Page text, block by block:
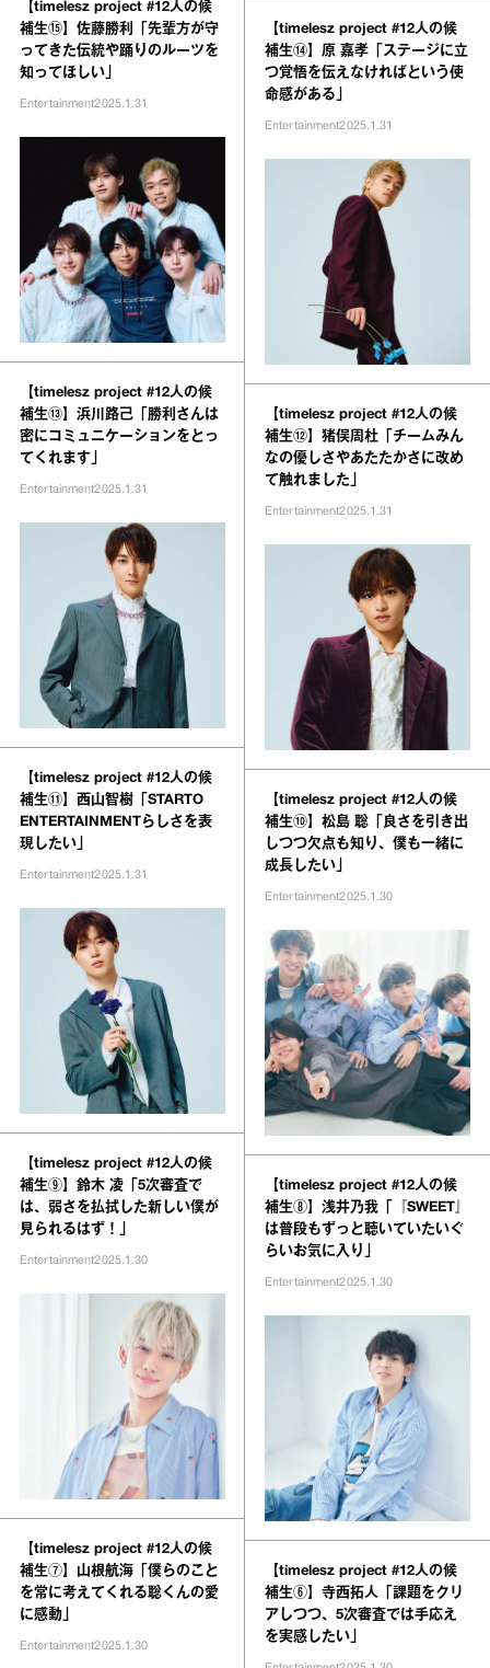
【timelesz project #12人の候
補生⑮】佐藤勝利「先輩方が守
ってきた伝統や踊りのルーツを
知ってほしい」
Entertainment2025.1.31
【timelesz project #12人の候
補生⑬】浜川路己「勝利さんは
密にコミュニケーションをとっ
てくれます」
Entertainment2025.1.31
【timelesz project #12人の候
補生⑪】西山智樹「STARTO
ENTERTAINMENTらしさを表
現したい」
Entertainment2025.1.31
【timelesz project #12人の候
補生⑨】鈴木 凌「5次審査で
は、弱さを払拭した新しい僕が
見られるはず！」
Entertainment2025.1.30
【timelesz project #12人の候
補生⑦】山根航海「僕らのこと
を常に考えてくれる聡くんの愛
に感動」
Entertainment2025.1.30
【timelesz project #12人の候
補生⑭】原 嘉孝「ステージに立
つ覚悟を伝えなければという使
命感がある」
Entertainment2025.1.31
【timelesz project #12人の候
補生⑫】猪俣周杜「チームみん
なの優しさやあたたかさに改め
て触れました」
Entertainment2025.1.31
【timelesz project #12人の候
補生⑩】松島 聡「良さを引き出
しつつ欠点も知り、僕も一緒に
成長したい」
Entertainment2025.1.30
【timelesz project #12人の候
補生⑧】浅井乃我「『SWEET』
は普段もずっと聴いていたいぐ
らいお気に入り」
Entertainment2025.1.30
【timelesz project #12人の候
補生⑥】寺西拓人「課題をクリ
アしつつ、5次審査では手応え
を実感したい」